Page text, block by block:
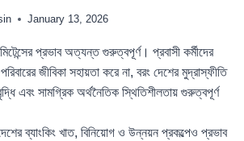
January 13, 2026
প্রভাব অত্যন্ত গুরুত্বপূর্ণ। প্রবাসী কর্মীদের
জীবিকা সহায়তা করে না, বরং দেশের মুদ্রাস্ফীতি
বৃদ্ধি এবং সামগ্রিক অর্থনৈতিক স্থিতিশীলতায় গুরুত্বপূর্ণ
ব্যাংকিং খাত, বিনিয়োগ ও উন্নয়ন প্রকল্পেও প্রভাব